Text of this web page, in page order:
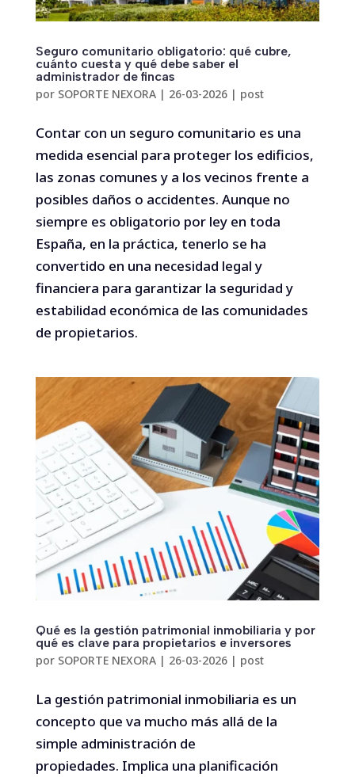
Seguro comunitario obligatorio: qué cubre,
cuánto cuesta y qué debe saber el
administrador de fincas
por SOPORTE NEXORA| 26-03-2026| post
Contar con un seguro comunitario es una
medida esencial para proteger los edificios,
las zonas comunes y a los vecinos frente a
posibles daños o accidentes. Aunque no
siempre es obligatorio por ley en toda
España, en la práctica, tenerlo se ha
convertido en una necesidad legal y
financiera para garantizar la seguridad y
estabilidad económica de las comunidades
de propietarios.
Qué es la gestión patrimonial inmobiliaria y por
qué es clave para propietarios e inversores
por SOPORTE NEXORA| 26-03-2026| post
La gestión patrimonial inmobiliaria es un
concepto que va mucho más allá de la
simple administración de
propiedades. Implica una planificación